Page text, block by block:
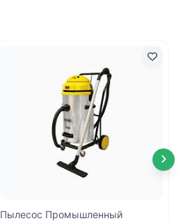
Пылесос Промышленный